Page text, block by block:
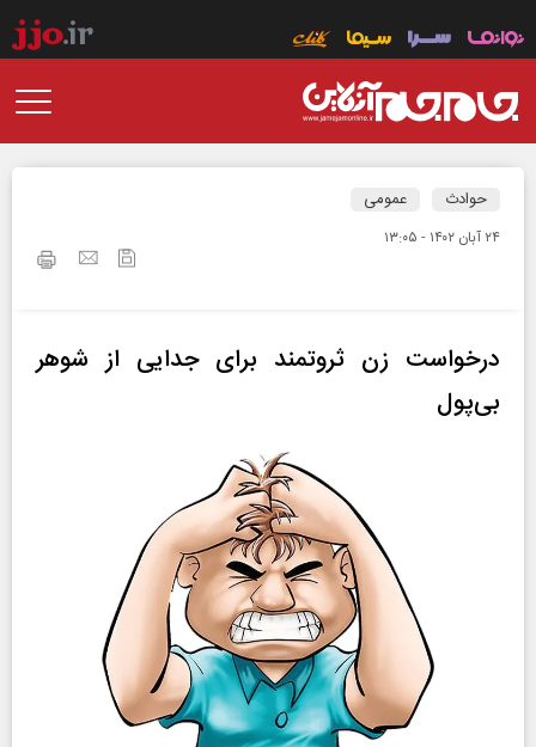
حوادث عمومی
۲۴ آبان ۱۴۰۲ - ۱۳:۰۵
درخواست زن ثروتمند برای جدایی از شوهر
بی‌پول